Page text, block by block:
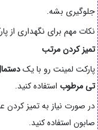
جلوگیری بشه.
نکات مهم برای نگهداری از
تمیز کردن مرتب
پارکت لمینت رو با یک
تیمرطوب استفاده کنید.
در صورت نیاز به تمیز کردن
صابون استفاده کنید.